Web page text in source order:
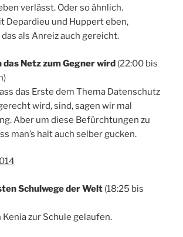
verlässt. Oder so ähnlich.
Depardieu und Huppert eben,
als Anreiz auch gereicht.
Netz zum Gegner wird (22:00 bis
das Erste dem Thema Datenschutz
wird, sind, sagen wir mal
Aber um diese Befürchtungen zu
man’s halt auch selber gucken.
Schulwege der Welt (18:25 bis
zur Schule gelaufen.